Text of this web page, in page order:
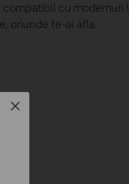
cu modemuri
oriunde te-ai afla.
Close